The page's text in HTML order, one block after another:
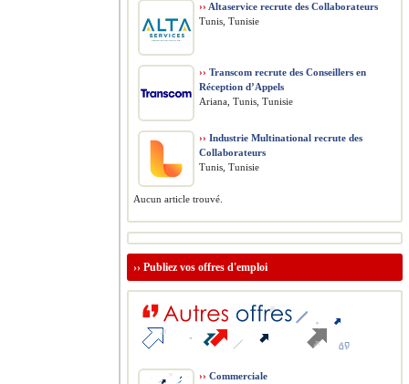
›› Altaservice recrute des Collaborateurs
Tunis, Tunisie
›› Transcom recrute des Conseillers en
Réception d’Appels
Ariana, Tunis, Tunisie
›› Industrie Multinational recrute des
Collaborateurs
Tunis, Tunisie
Aucun article trouvé.
›› Publiez vos offres d'emploi
›› Commerciale